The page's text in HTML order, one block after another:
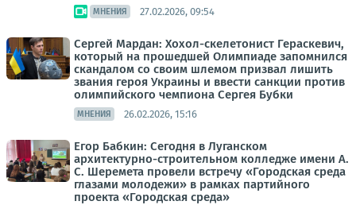
МНЕНИЯ 27.02.2026, 09:54
Сергей Мардан: Хохол-скелетонист Гераскевич,
который на прошедшей Олимпиаде запомнился
скандалом со своим шлемом призвал лишить
звания героя Украины и ввести санкции против
олимпийского чемпиона Сергея Бубки
МНЕНИЯ 26.02.2026, 15:16
Егор Бабкин: Сегодня в Луганском
архитектурно-строительном колледже имени А.
С. Шеремета провели встречу «Городская среда
глазами молодежи» в рамках партийного
проекта «Городская среда»